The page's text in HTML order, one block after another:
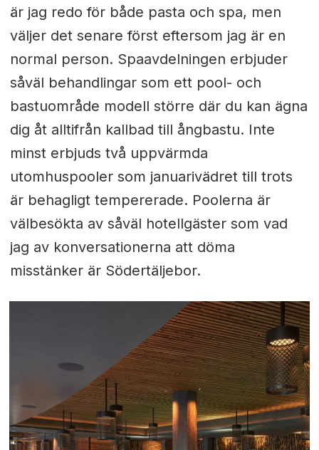
är jag redo för både pasta och spa, men
väljer det senare först eftersom jag är en
normal person. Spaavdelningen erbjuder
såväl behandlingar som ett pool- och
bastuområde modell större där du kan ägna
dig åt alltifrån kallbad till ångbastu. Inte
minst erbjuds två uppvärmda
utomhuspooler som januarivädret till trots
är behagligt tempererade. Poolerna är
välbesökta av såväl hotellgäster som vad
jag av konversationerna att döma
misstänker är Södertäljebor.